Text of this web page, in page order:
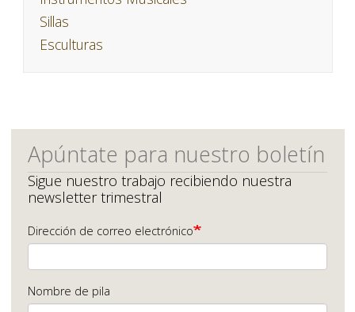
Sillas
Esculturas
Apúntate para nuestro boletín
Sigue nuestro trabajo recibiendo nuestra
newsletter trimestral
Dirección de correo electrónico
Nombre de pila